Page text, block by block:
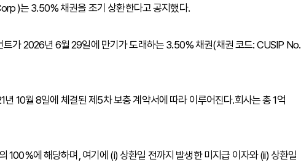
)는 3.50% 채권을 조기 상환한다고 공지했다.
가 2026년 6월 29일에 만기가 도래하는 3.50% 채권(채권 코드: CUSIP No.
10월 8일에 체결된 제5차 보충 계약서에 따라 이루어진다.회사는 총 1억
100%에 해당하며, 여기에 (i) 상환일 전까지 발생한 미지급 이자와 (ii) 상환일